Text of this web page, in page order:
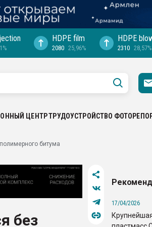
HDPE film
2080 25,96%
HDPE
2310 28,57%
ЦЕНТРТРУДОУСТРОЙСТВО
битума
без
17/04/2026